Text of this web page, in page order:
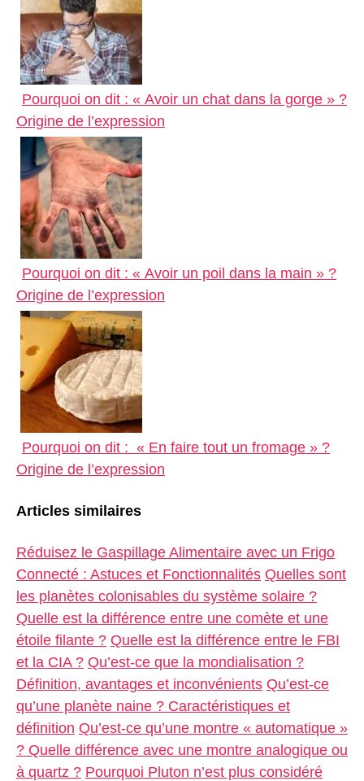
e
r
Pourquoi on dit : « Avoir un chat dans la gorge » ?
Origine de l’expression
Pourquoi on dit : « Avoir un poil dans la main » ?
Origine de l’expression
Pourquoi on dit : « En faire tout un fromage » ?
Origine de l’expression
Articles similaires
Réduisez le Gaspillage Alimentaire avec un Frigo
Connecté : Astuces et Fonctionnalités Quelles sont
les planètes colonisables du système solaire ?
Quelle est la différence entre une comète et une
étoile filante ? Quelle est la différence entre le FBI
et la CIA ? Qu’est-ce que la mondialisation ?
Définition, avantages et inconvénients Qu’est-ce
qu’une planète naine ? Caractéristiques et
définition Qu’est-ce qu’une montre « automatique »
? Quelle différence avec une montre analogique ou
à quartz ? Pourquoi Pluton n’est plus considéré